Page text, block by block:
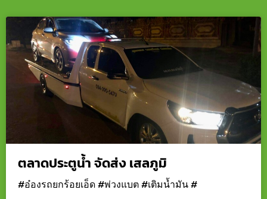
ตลาดประตูน้ำ จัดส่ง เสลภูมิ
#อ๋องรถยกร้อยเอ็ด #พ่วงแบต #เติมน้ำมัน #